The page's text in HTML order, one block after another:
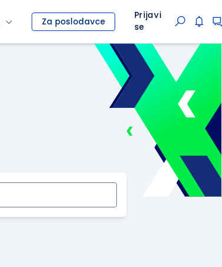
Za poslodavce
Prijavi
se